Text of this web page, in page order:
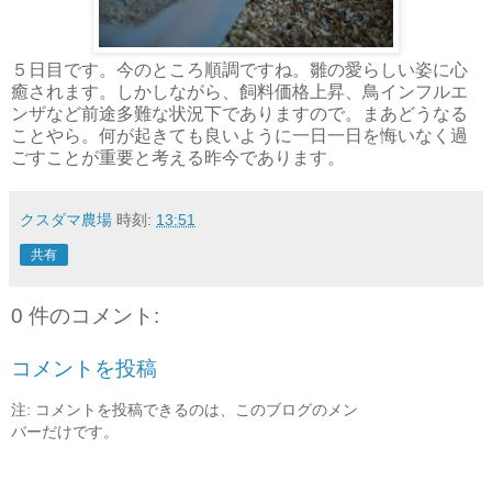
５日目です。今のところ順調ですね。雛の愛らしい姿に心
癒されます。しかしながら、飼料価格上昇、鳥インフルエ
ンザなど前途多難な状況下でありますので。まあどうなる
ことやら。何が起きても良いように一日一日を悔いなく過
ごすことが重要と考える昨今であります。
クスダマ農場 時刻: 13:51
共有
0 件のコメント:
コメントを投稿
注: コメントを投稿できるのは、このブログのメン
バーだけです。